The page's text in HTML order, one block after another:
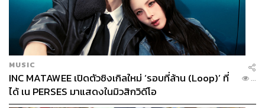
7. รู้จักยีสต์ช่วยเพิ่มรสชาติ
ยีสต์เป็นอาหารวีแกนที่ให้รสชาติชีสและถั่ว พอจะช่วยให้หาย
คิดถึงชีสเยิ้มๆ ในขนมนมเนยอื่นๆ ได้บ้าง การบริโภคยีสต์
อาจพบในป๊อปคอร์น ซอส และโรยบนพาสต้าวีแกนได้ด้วย
MUSIC
INC MATAWEE เปิดตัวซิงเกิลใหม่ ‘รอบที่ล้าน (Loop)’ ที่
ได้ เน PERSES มาแสดงในมิวสิกวิดีโอ
...